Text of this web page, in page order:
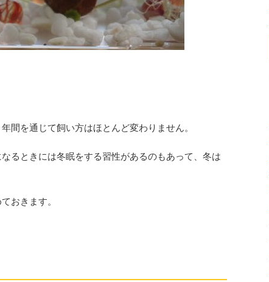
間を通じて飼い方はほとんど変わりません。
るときには冬眠をする習性があるのもあって、冬は
おきます。